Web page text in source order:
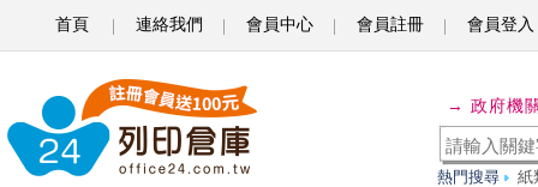
首頁 連絡我們 會員中心 會員註冊 會員登入
o
→ 政府機
熱門搜尋 紙